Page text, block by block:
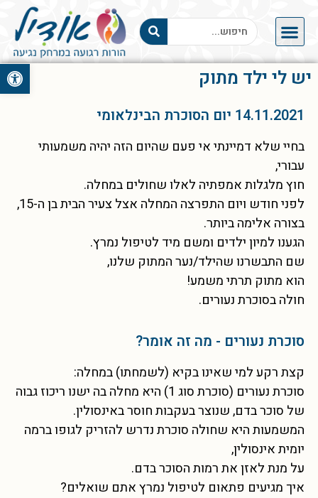
פתח יש לי ילד מתוק
14.11.2021 יום הסוכרת הבינלאומי
בחיי שלא דמיינתי אי פעם שהיום הזה יהיה משמעותי
עבורי,
חוץ מלגלות אמפתיה לאלו שחולים במחלה.
לפני חודש ויום התפרצה המחלה אצל צעיר הבית בן ה-15,
בצורה אלימה ביותר.
הגענו למיון ילדים ומשם מיד לטיפול נמרץ.
שם התבשרנו שהילד/נער המתוק שלנו,
הוא מתוק תרתי משמע!
חולה בסוכרת נעורים.
סוכרת נעורים - מה זה אומר?
קצת רקע למי שאינו בקיא (לשמחתו) במחלה:
סוכרת נעורים (סוכרת סוג 1) היא מחלה בה ישנו ריכוז גבוה
של סוכר בדם, שנוצר בעקבות חוסר באינסולין.
המשמעות היא שחולה סוכרת נדרש להזריק לגופו ברמה
יומית אינסולין,
על מנת לאזן את רמות הסוכר בדם.
איך מגיעים פתאום לטיפול נמרץ אתם שואלים?